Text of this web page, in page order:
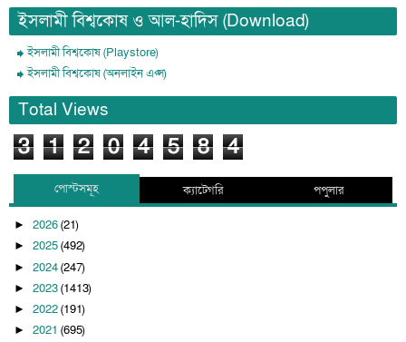
ইসলামী বিশ্বকোষ ও আল-হাদিস (Download)
ইসলামী বিশ্বকোষ (Playstore)
ইসলামী বিশ্বকোষ (অনলাইন এপ্স)
Total Views
3 1 2 0 4 5 8 4
পোস্টসমূহ ক্যাটেগরি পপুলার
► 2026(21)
► 2025(492)
► 2024(247)
► 2023(1413)
► 2022(191)
► 2021 (695)